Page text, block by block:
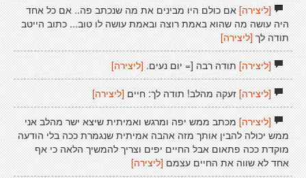
[ליצירה]אם כולם היו מבינים את מה שנכתב פה.. אם כל אחד
היה עושה מה שהוא באמת רוצה ובאמת עושה לו טוב... כתוב הייטב
תודה לך [ליצירה]
[ליצירה]תודה רבה [= יום נעים. [ליצירה]
[ליצירה]זעקה מהלב! תודה לך: חיים [ליצירה]
[ליצירה]מכתב ממש יפה ומרגש ואמיתית שיצא ישר מהלב אני
ממש יכולה להבין אותך מזה אהבה אמיתית שנגמרת ככה בלי הודעה
מוקדת ככה פתאום אבל החיים יפים וצריך להמשיך הלאה כי אף
אחד לא שווה את החיים עצמם [ליצירה]